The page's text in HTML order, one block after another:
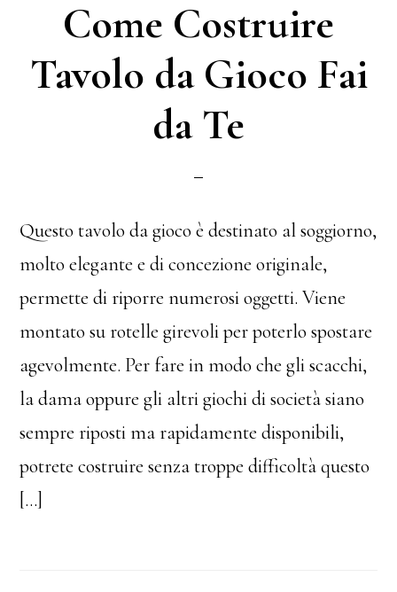
Come Costruire
Tavolo da Gioco Fai
da Te
Questo tavolo da gioco è destinato al soggiorno,
molto elegante e di concezione originale,
permette di riporre numerosi oggetti. Viene
montato su rotelle girevoli per poterlo spostare
agevolmente. Per fare in modo che gli scacchi,
la dama oppure gli altri giochi di società siano
sempre riposti ma rapidamente disponibili,
potrete costruire senza troppe difficoltà questo
[…]